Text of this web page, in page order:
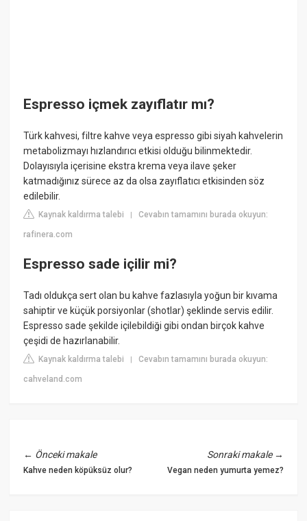
Espresso içmek zayıflatır mı?
Türk kahvesi, filtre kahve veya espresso gibi siyah kahvelerin
metabolizmayı hızlandırıcı etkisi olduğu bilinmektedir.
Dolayısıyla içerisine ekstra krema veya ilave şeker
katmadığınız sürece az da olsa zayıflatıcı etkisinden söz
edilebilir.
Kaynak kaldırma talebi |Cevabın tamamını burada okuyun:
rafinera.com
Espresso sade içilir mi?
Tadı oldukça sert olan bu kahve fazlasıyla yoğun bir kıvama
sahiptir ve küçük porsiyonlar (shotlar) şeklinde servis edilir.
Espresso sade şekilde içilebildiği gibi ondan birçok kahve
çeşidi de hazırlanabilir.
Kaynak kaldırma talebi |Cevabın tamamını burada okuyun:
cahveland.com
← Önceki makale
Kahve neden köpüksüz olur?
Sonraki makale→
Vegan neden yumurta yemez?